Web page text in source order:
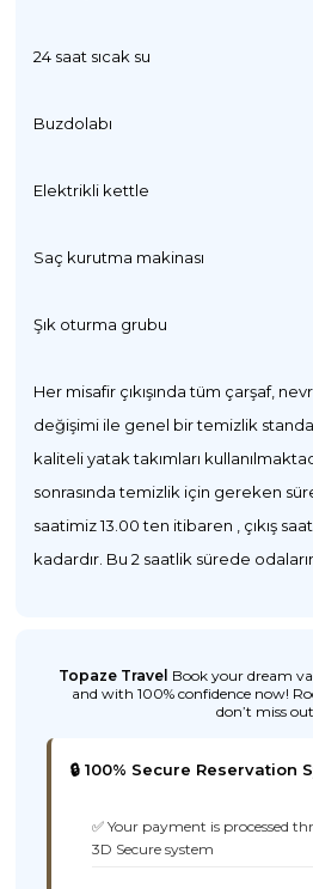
24 saat sıcak su
Buzdolabı
Elektrikli kettle
Saç kurutma makinası
Şık oturma grubu
Her misafir çıkışında tüm çarşaf,
değişimi ile genel bir temizlik
kaliteli yatak takımları
sonrasında temizlik için gereken
saatimiz 13.00 ten itibaren , çıkış
kadardır. Bu 2 saatlik sürede
Topaze Travel Book your dream
and with 100% confidence now!
don’t miss
🔒 100% Secure Reservation
✅ Your payment is processed
3D Secure system